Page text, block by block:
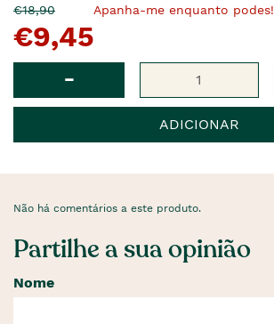
O
pre�o
anterior
€18,90Agora
�
€9,45
Apanha-me enquanto podes!
-
ADICIONAR
Não há comentários a este produto.
Partilhe a sua opinião
Nome